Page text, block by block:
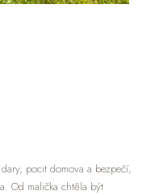
pocit domova a bezpečí,
Od malička chtěla být